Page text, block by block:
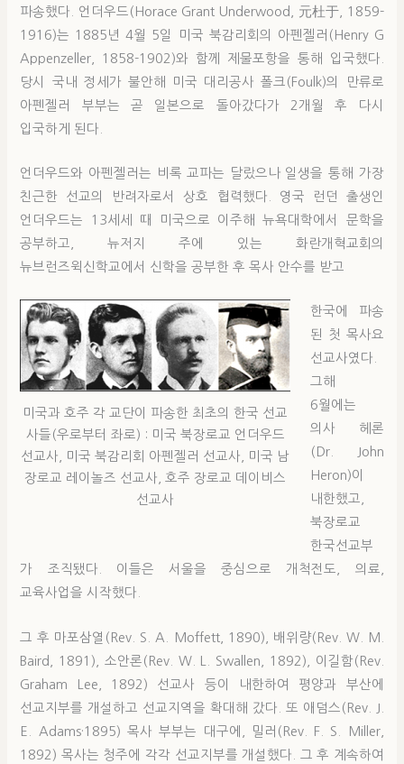
파송했다. 언더우드(Horace Grant Underwood, 元杜于, 1859-
1916)는 1885년 4월 5일 미국 북감리회의 아펜젤러(Henry G
Appenzeller, 1858-1902)와 함께 제물포항을 통해 입국했다.
당시 국내 정세가 불안해 미국 대리공사 폴크(Foulk)의 만류로
아펜젤러 부부는 곧 일본으로 돌아갔다가 2개월 후 다시
입국하게 된다.
언더우드와 아펜젤러는 비록 교파는 달랐으나 일생을 통해 가장
친근한 선교의 반려자로서 상호 협력했다. 영국 런던 출생인
언더우드는 13세세 때 미국으로 이주해 뉴욕대학에서 문학을
공부하고, 뉴저지 주에 있는 화란개혁교회의
뉴브런즈윅신학교에서 신학을 공부한 후 목사 안수를 받고
미국과 호주 각 교단이 파송한 최초의 한국 선교
사들(우로부터 좌로) : 미국 북장로교 언더우드
선교사, 미국 북감리회 아펜젤러 선교사, 미국 남
장로교 레이놀즈 선교사, 호주 장로교 데이비스
선교사
한국에 파송
된 첫 목사요
선교사였다.
그해
6월에는
의사 헤론
(Dr. John
Heron)이
내한했고,
북장로교
한국선교부
가 조직됐다. 이들은 서울을 중심으로 개척전도, 의료,
교육사업을 시작했다.
그 후 마포삼열(Rev. S. A. Moffett, 1890), 배위량(Rev. W. M.
Baird, 1891), 소안론(Rev. W. L. Swallen, 1892), 이길함(Rev.
Graham Lee, 1892) 선교사 등이 내한하여 평양과 부산에
선교지부를 개설하고 선교지역을 확대해 갔다. 또 애덤스(Rev. J.
E. Adams·1895) 목사 부부는 대구에, 밀러(Rev. F. S. Miller,
1892) 목사는 청주에 각각 선교지부를 개설했다. 그 후 계속하여